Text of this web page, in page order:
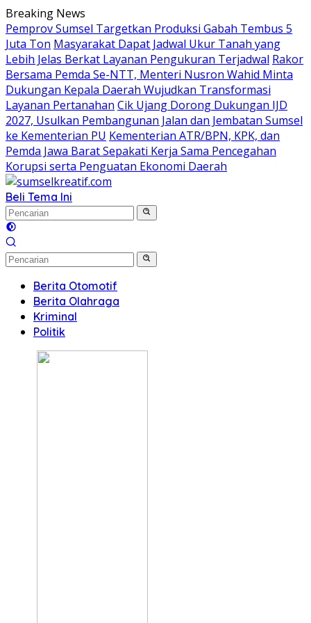
Langsung
ke
konten
Breaking News
Pemprov Sumsel Targetkan Produksi Gabah Tembus 5
Juta Ton Masyarakat Dapat Jadwal Ukur Tanah yang
Lebih Jelas Berkat Layanan Pengukuran Terjadwal Rakor
Bersama Pemda Se-NTT, Menteri Nusron Wahid Minta
Dukungan Kepala Daerah Wujudkan Transformasi
Layanan Pertanahan Cik Ujang Dorong Dukungan IJD
2027, Usulkan Pembangunan Jalan dan Jembatan Sumsel
ke Kementerian PU Kementerian ATR/BPN, KPK, dan
Pemda Jawa Barat Sepakati Kerja Sama Pencegahan
Korupsi serta Penguatan Ekonomi Daerah
Beli Tema Ini
Berita Otomotif
Berita Olahraga
Kriminal
Politik